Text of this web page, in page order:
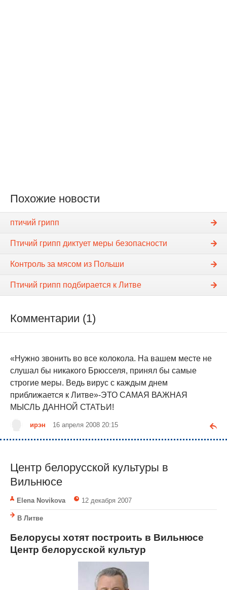
Похожие новости
птичий грипп
Птичий грипп диктует меры безопасности
Контроль за мясом из Польши
Птичий грипп подбирается к Литве
Комментарии (1)
«Нужно звонить во все колокола. На вашем месте не
слушал бы никакого Брюсселя, принял бы самые
строгие меры. Ведь вирус с каждым днем
приближается к Литве»-ЭТО САМАЯ ВАЖНАЯ
МЫСЛЬ ДАННОЙ СТАТЬИ!
ирэн 16 апреля 2008 20:15
Центр белорусской культуры в
Вильнюсе
Elena Novikova 12 декабря 2007
В Литве
Белорусы хотят построить в Вильнюсе
Центр белорусской культур